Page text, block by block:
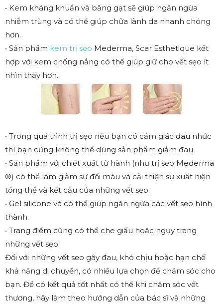
• Kem kháng khuẩn và băng gạt sẽ giúp ngăn ngừa
nhiễm trùng và có thể giúp chữa lành da nhanh chóng
hơn.
• Sản phẩm kem trị sẹo Mederma, Scar Esthetique kết
hợp với kem chống nắng có thể giúp giữ cho vết sẹo ít
nhìn thấy hơn.
• Trong quá trình trị sẹo nếu bạn có cảm giác đau nhức
thì bạn cũng không thể dùng sản phẩm giảm đau
• Sản phẩm với chiết xuất từ hành (như trị sẹo Mederma
®) có thể làm giảm sự đổi màu và cải thiện sự xuất hiện
tổng thể và kết cấu của những vết sẹo.
• Gel silicone và có thể giúp ngăn ngừa các vết sẹo hình
thành.
• Trang điểm cũng có thể che giấu hoặc ngụy trang
những vết sẹo.
Đối với những vết sẹo gây đau, khó chịu hoặc hạn chế
khả năng di chuyển, có nhiều lựa chọn để chăm sóc cho
bạn. Để có kết quả tốt nhất có thể khi chăm sóc vết
thương, hãy làm theo hướng dẫn của bác sĩ và những